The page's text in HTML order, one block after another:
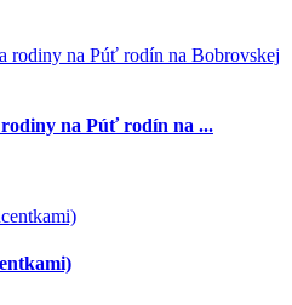
rodiny na Púť rodín na ...